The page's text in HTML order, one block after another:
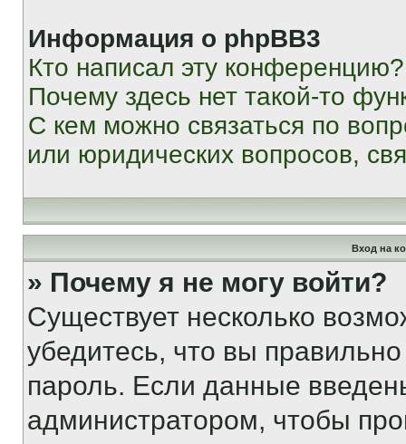
Информация о phpBB3
Кто написал эту конференцию?
Почему здесь нет такой-то
С кем можно связаться по
или юридических вопросов,
Вход на
» Почему я не могу войти?
Существует несколько
убедитесь, что вы
пароль. Если данные
администратором, чтобы